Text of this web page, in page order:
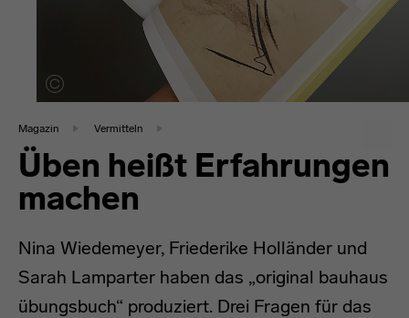
Magazin Vermitteln
Üben heißt Erfahrungen
machen
Nina Wiedemeyer, Friederike Holländer und
Sarah Lamparter haben das „original bauhaus
übungsbuch“ produziert. Drei Fragen für das